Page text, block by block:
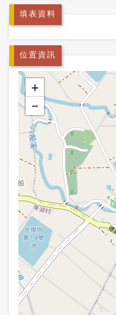
填表資料
位置資訊
+
−